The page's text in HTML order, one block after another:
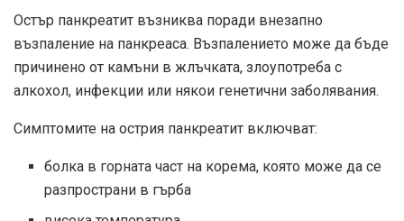
Остър панкреатит възниква поради внезапно
възпаление на панкреаса. Възпалението може да бъде
причинено от камъни в жлъчката, злоупотреба с
алкохол, инфекции или някои генетични заболявания.
Симптомите на острия панкреатит включват:
болка в горната част на корема, която може да се
разпространи в гърба